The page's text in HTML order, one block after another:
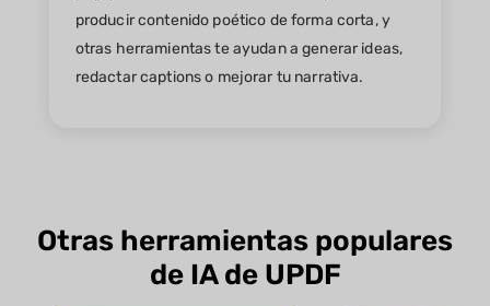
producir contenido poético de forma corta, y
otras herramientas te ayudan a generar ideas,
redactar captions o mejorar tu narrativa.
Otras herramientas populares
de IA de UPDF